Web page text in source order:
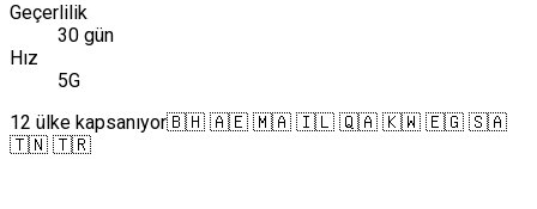
Geçerlilik
30 gün
Hız
5G
12 ülke kapsanıyor🇧🇭 🇦🇪 🇲🇦 🇮🇱 🇶🇦 🇰🇼 🇪🇬 🇸🇦
🇹🇳 🇹🇷